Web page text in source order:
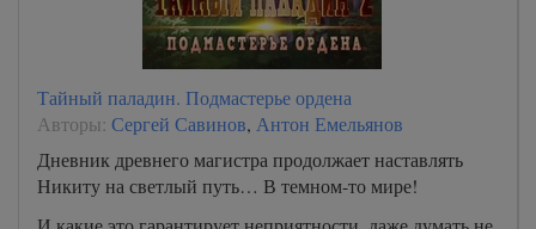
Тайный паладин. Подмастерье ордена
Авторы: Сергей Савинов, Антон Емельянов
Дневник древнего магистра продолжает наставлять
Никиту на светлый путь… В темном-то мире!